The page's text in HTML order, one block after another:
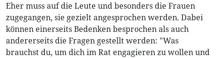
Eher muss auf die Leute und besonders die Frauen
zugegangen, sie gezielt angesprochen werden. Dabei
können einerseits Bedenken besprochen als auch
andererseits die Fragen gestellt werden: "Was
brauchst du, um dich im Rat engagieren zu wollen und